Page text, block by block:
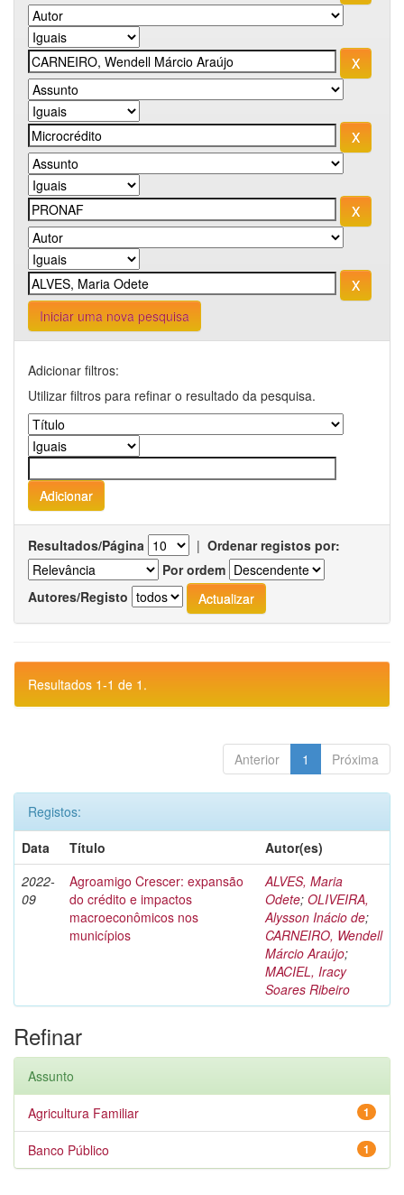
Iniciar uma nova pesquisa
Adicionar filtros:
Utilizar filtros para refinar o resultado da pesquisa.
Resultados/Página | Ordenar registos por:
Por ordem
Autores/Registo
Resultados 1-1 de 1.
Anterior 1 Próxima
Registos:
Data
Título
Autor(es)
2022-
09
Agroamigo Crescer: expansão
do crédito e impactos
macroeconômicos nos
municípios
ALVES, Maria
Odete; OLIVEIRA,
Alysson Inácio de;
CARNEIRO, Wendell
Márcio Araújo;
MACIEL, Iracy
Soares Ribeiro
Refinar
Assunto
1
Agricultura Familiar
1
Banco Público